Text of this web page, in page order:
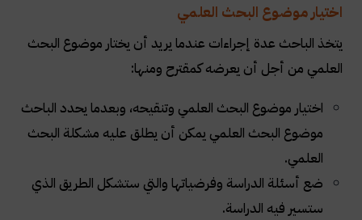
اختيار موضوع البحث العلمي
يتخذ الباحث عدة إجراءات عندما يريد أن يختار موضوع البحث
العلمي من أجل أن يعرضه كمقترح ومنها:
اختيار موضوع البحث العلمي وتنقيحه، وبعدما يحدد الباحث
موضوع البحث العلمي يمكن أن يطلق عليه مشكلة البحث
العلمي.
ضع أسئلة الدراسة وفرضياتها والتي ستشكل الطريق الذي
ستسير فيه الدراسة.